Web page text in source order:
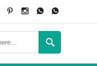
   
